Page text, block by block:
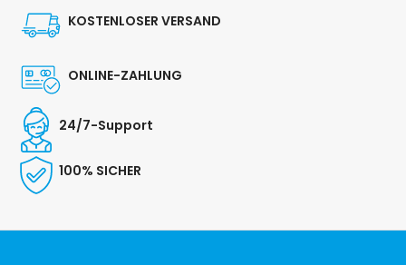
KOSTENLOSER VERSAND
ONLINE-ZAHLUNG
24/7-Support
100% SICHER